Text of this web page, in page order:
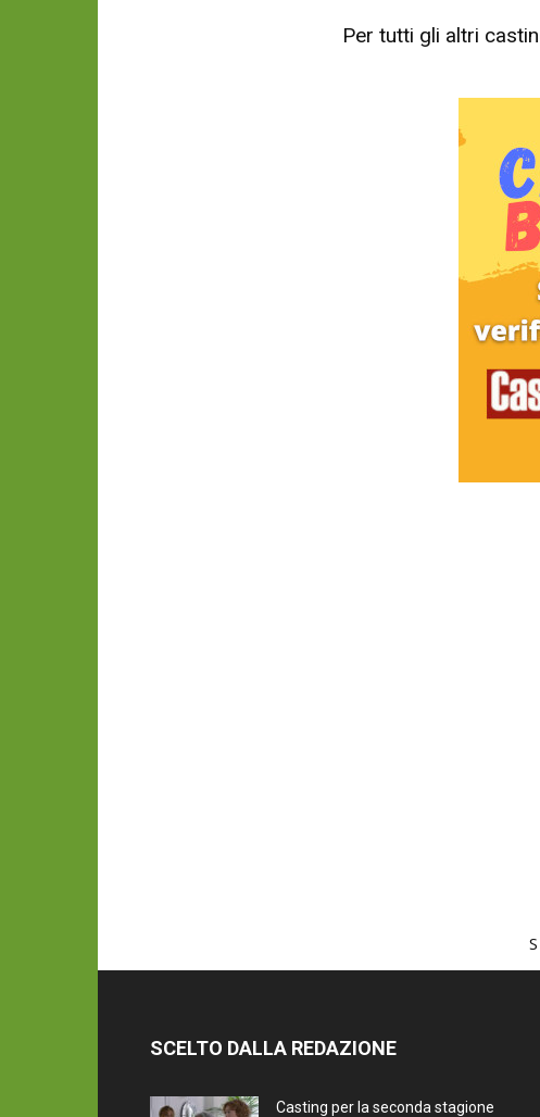
Per tutti gli altri
SCELTO DALLA REDAZIONE
Casting per la seconda stagione